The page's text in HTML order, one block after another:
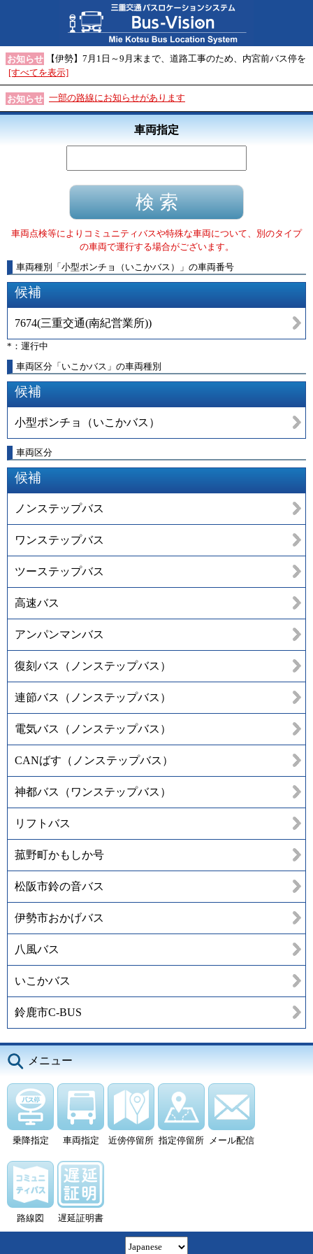
お知らせ
【伊勢】7月1日～9月末まで、道路工事のため、内宮前バス停を
[すべてを表示]
お知らせ 一部の路線にお知らせがあります
車両指定
車両点検等によりコミュニティバスや特殊な車両について、別のタイプ
の車両で運行する場合がございます。
車両種別
「 小型ポンチョ（いこかバス） 」 の車両番号
候補
7674(三重交通(南紀営業所))
*：運行中
車両区分「いこかバス」の車両種別
候補
小型ポンチョ（いこかバス）
車両区分
候補
ノンステップバス
ワンステップバス
ツーステップバス
高速バス
アンパンマンバス
復刻バス（ノンステップバス）
連節バス（ノンステップバス）
電気バス（ノンステップバス）
CANばす（ノンステップバス）
神都バス（ワンステップバス）
リフトバス
菰野町かもしか号
松阪市鈴の音バス
伊勢市おかげバス
八風バス
いこかバス
鈴鹿市C-BUS
メニュー
乗降指定 車両指定 近傍停留所 指定停留所 メール配信
路線図 遅延証明書